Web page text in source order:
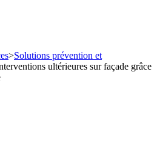
>Solutions prévention et
ultérieures sur façade grâce